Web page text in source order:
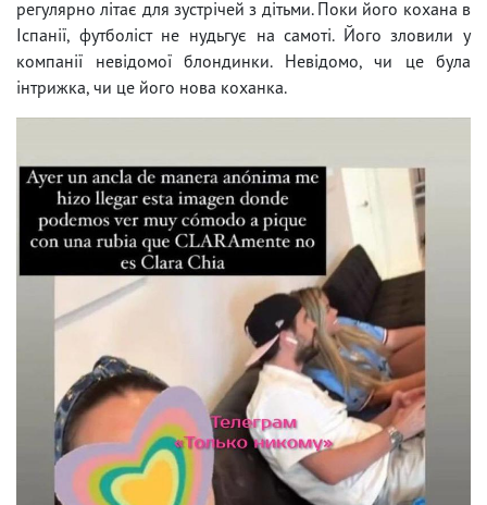
регулярно літає для зустрічей з дітьми. Поки його кохана в
Іспанії, футболіст не нудьгує на самоті. Його зловили у
компанії невідомої блондинки. Невідомо, чи це була
інтрижка, чи це його нова коханка.